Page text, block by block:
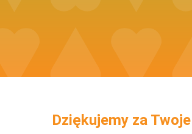
Dziękujemy za